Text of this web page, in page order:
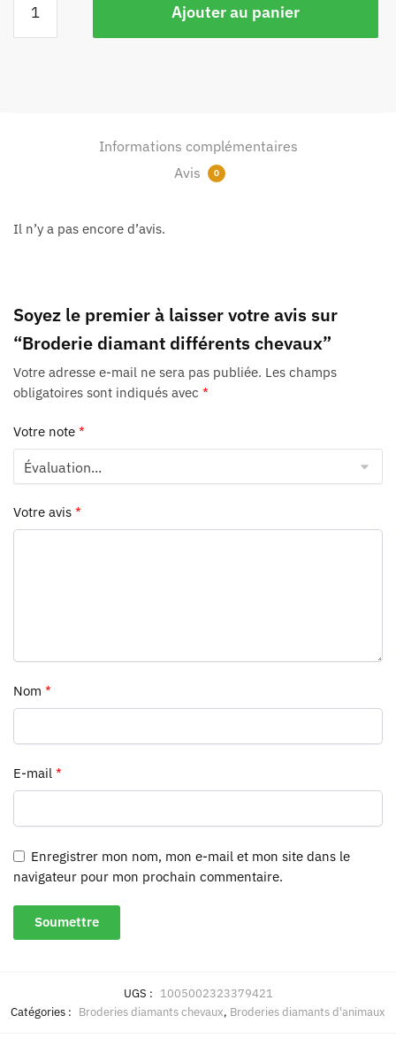
Ajouter au panier
Informations complémentaires
Avis
0
Il n’y a pas encore d’avis.
Soyez le premier à laisser votre avis sur
“Broderie diamant différents chevaux”
Votre adresse e-mail ne sera pas publiée. Les champs
obligatoires sont indiqués avec *
Votre note *
Votre avis *
Nom *
E-mail *
Enregistrer mon nom, mon e-mail et mon site dans le
navigateur pour mon prochain commentaire.
UGS : 1005002323379421
Catégories : Broderies diamants chevaux, Broderies diamants d'animaux